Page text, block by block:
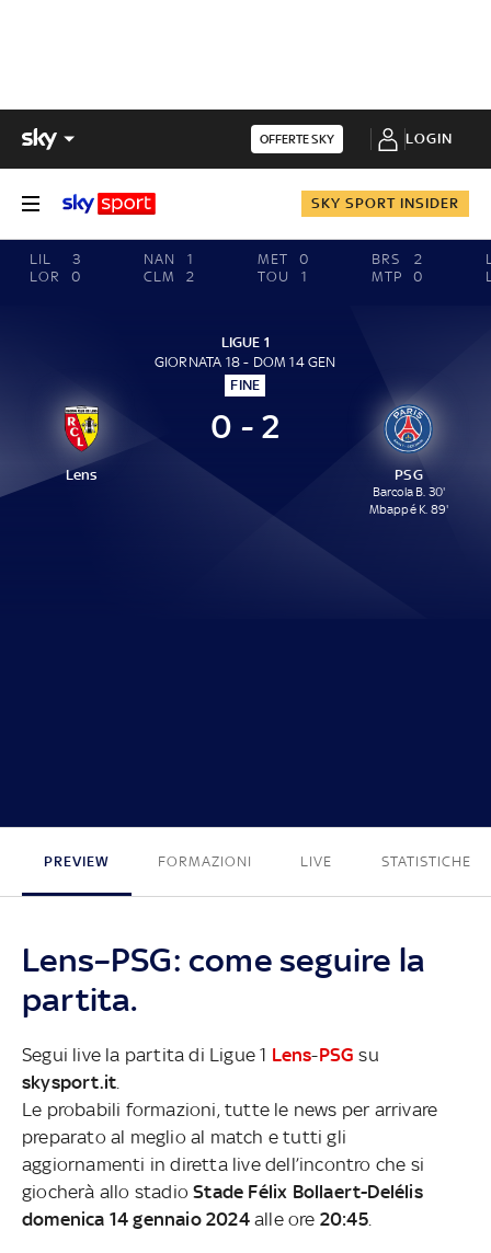
OFFERTE SKY LOGIN
SKY SPORT INSIDER
LIL
3
LOR
0
NAN
1
CLM
2
MET
0
TOU
1
BRS
2
MTP
0
LIGUE 1
GIORNATA 18 - DOM 14 GEN
FINE
Lens
0 - 2
PSG
Barcola B. 30'
Mbappé K. 89'
PREVIEW FORMAZIONI LIVE STATISTICHE
Lens–PSG: come seguire la
partita.
Segui live la partita di Ligue 1 Lens-PSG su
skysport.it
Le probabili formazioni, tutte le news per arrivare
preparato al meglio al match e tutti gli
aggiornamenti in diretta live dell’incontro che si
giocherà allo stadioStade Félix Bollaert-Delélis
domenica 14 gennaio 2024alle ore 20:45.